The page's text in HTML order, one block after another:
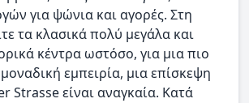
για ψώνια και αγορές. Στη
τα κλασικά πολύ μεγάλα και
κέντρα ωστόσο, για μια πιο
εμπειρία, μια επίσκεψη
Strasse είναι αναγκαία. Κατά